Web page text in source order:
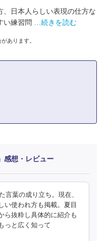
日本人らしい表現の仕方な
い練習問
…続きを読む
あります。
感想・レビュー
言葉の成り立ち。現在、
い使われ方も掲載。夏目
ら抜粋し具体的に紹介も
っと広く知って